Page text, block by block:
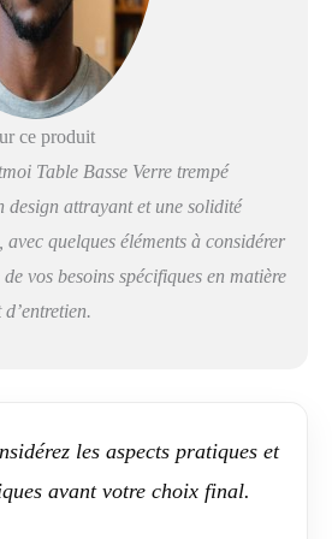
DE RENDEZ-
VOUS (1 jour plein
du lundi au
vendredi) ou
l’agence de
livraison près de
chez vous.
ce produit
Table Basse Verre trempé
design attrayant et une solidité
avec quelques éléments à considérer
vos besoins spécifiques en matière
d’entretien.
les aspects pratiques et
avant votre choix final.